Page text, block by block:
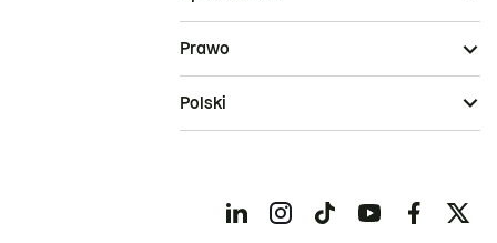
Prawo
Polski